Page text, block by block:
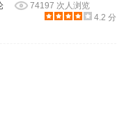
74197 次人浏览
4.2 分